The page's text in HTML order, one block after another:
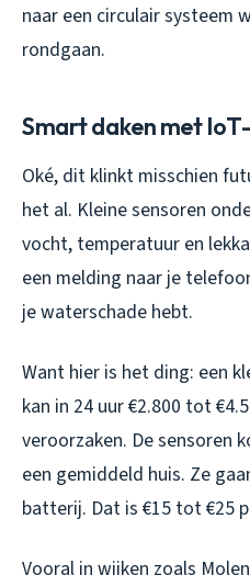
naar een circulair systeem
rondgaan.
Smart daken met
Oké, dit klinkt misschien
het al. Kleine sensoren
vocht, temperatuur en
een melding naar je
je waterschade hebt.
Want hier is het ding: een
kan in 24 uur €2.800 tot
veroorzaken. De sensoren
een gemiddeld huis. Ze
batterij. Dat is €15 tot €25
Vooral in wijken zoals